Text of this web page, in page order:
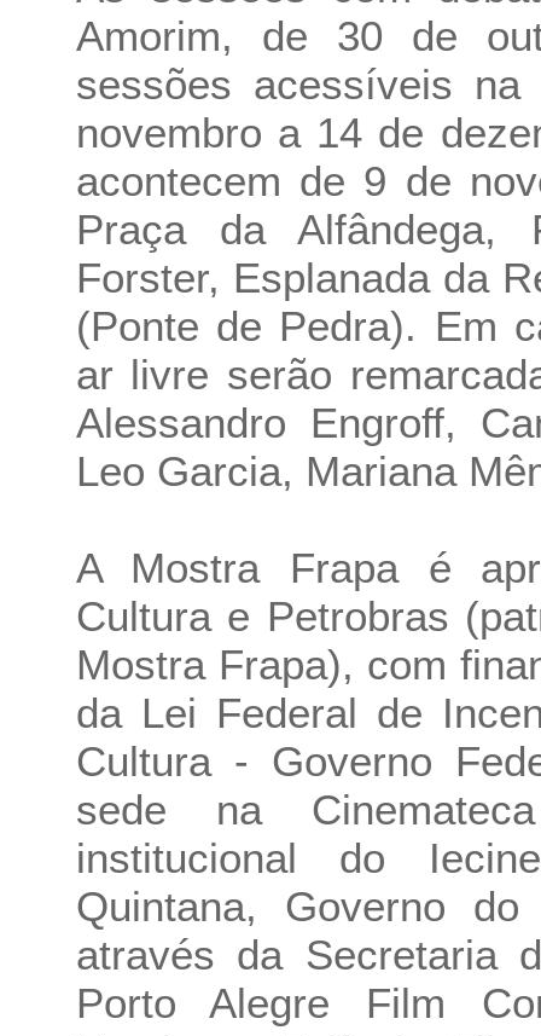
Amorim, de 30 de
sessões acessíveis
novembro a 14 de
acontecem de 9 de
Praça da Alfândega,
Forster, Esplanada da
(Ponte de Pedra). Em
ar livre serão
Alessandro Engroff,
Leo Garcia, Mariana
A Mostra Frapa é
Cultura e Petrobras
Mostra Frapa), com
da Lei Federal de
Cultura - Governo
sede na
institucional do
Quintana, Governo
através da Secretaria
Porto Alegre Film